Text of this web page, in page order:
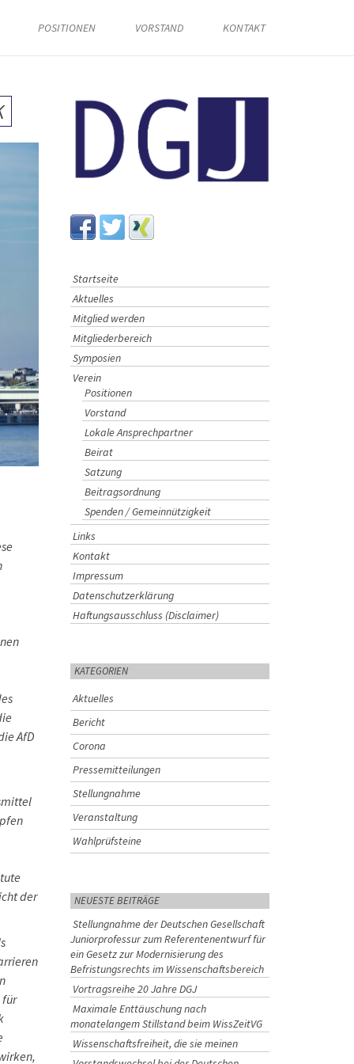
POSITIONEN VORSTAND KONTAKT
AfD
der
für
Startseite
Aktuelles
Mitglied werden
Mitgliederbereich
Symposien
Verein
Positionen
Vorstand
Lokale Ansprechpartner
Beirat
Satzung
Beitragsordnung
Spenden / Gemeinnützigkeit
Links
Kontakt
Impressum
Datenschutzerklärung
Haftungsausschluss (Disclaimer)
KATEGORIEN
Aktuelles
Bericht
Corona
Pressemitteilungen
Stellungnahme
Veranstaltung
Wahlprüfsteine
NEUESTE BEITRÄGE
Stellungnahme der Deutschen Gesellschaft
Juniorprofessur zum Referentenentwurf für
ein Gesetz zur Modernisierung des
Befristungsrechts im Wissenschaftsbereich
Vortragsreihe 20 Jahre DGJ
Maximale Enttäuschung nach
monatelangem Stillstand beim WissZeitVG
Wissenschaftsfreiheit, die sie meinen